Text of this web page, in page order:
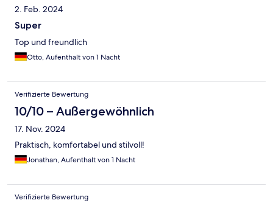
2. Feb. 2024
Super
Top und freundlich
Otto, Aufenthalt von 1 Nacht
Verifizierte Bewertung
10/10 – Außergewöhnlich
17. Nov. 2024
Praktisch, komfortabel und stilvoll!
Jonathan, Aufenthalt von 1 Nacht
Verifizierte Bewertung